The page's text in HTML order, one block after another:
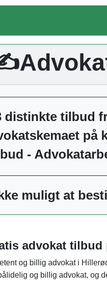
distinkte tilbud
på
-
muligt at
advokat tilbud
og billig advokat i
og billig advokat, og